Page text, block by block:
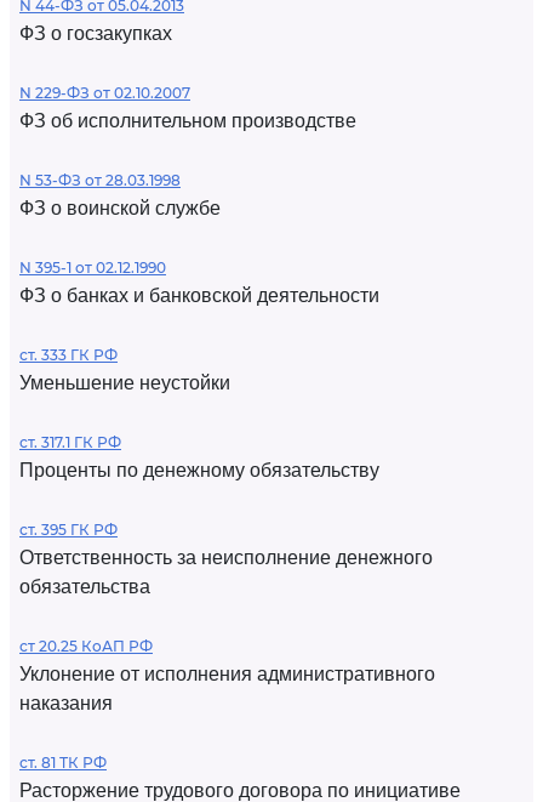
N 44-ФЗ от 05.04.2013
ФЗ о госзакупках
N 229-ФЗ от 02.10.2007
ФЗ об исполнительном производстве
N 53-ФЗ от 28.03.1998
ФЗ о воинской службе
N 395-1 от 02.12.1990
ФЗ о банках и банковской деятельности
ст. 333 ГК РФ
Уменьшение неустойки
ст. 317.1 ГК РФ
Проценты по денежному обязательству
ст. 395 ГК РФ
Ответственность за неисполнение денежного
обязательства
ст 20.25 КоАП РФ
Уклонение от исполнения административного
наказания
ст. 81 ТК РФ
Расторжение трудового договора по инициативе